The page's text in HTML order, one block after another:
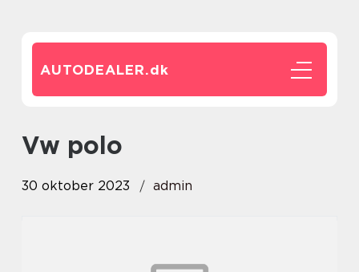
AUTODEALER.dk
vw polo
30 oktober 2023 admin